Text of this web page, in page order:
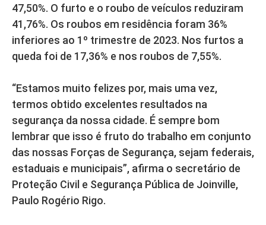
47,50%. O furto e o roubo de veículos reduziram
41,76%. Os roubos em residência foram 36%
inferiores ao 1º trimestre de 2023. Nos furtos a
queda foi de 17,36% e nos roubos de 7,55%.
“Estamos muito felizes por, mais uma vez,
termos obtido excelentes resultados na
segurança da nossa cidade. É sempre bom
lembrar que isso é fruto do trabalho em conjunto
das nossas Forças de Segurança, sejam federais,
estaduais e municipais”, afirma o secretário de
Proteção Civil e Segurança Pública de Joinville,
Paulo Rogério Rigo.